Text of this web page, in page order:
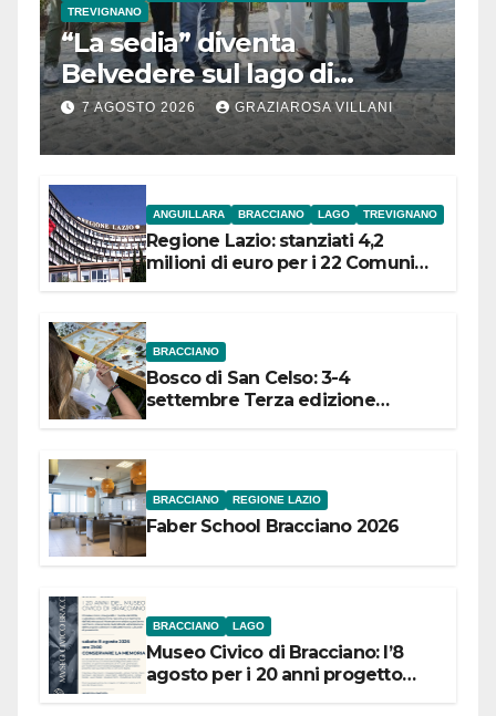
TREVIGNANO
“La sedia” diventa
Belvedere sul lago di
Bracciano: ieri
l’inaugurazione
7 AGOSTO 2026 GRAZIAROSA VILLANI
ANGUILLARA BRACCIANO LAGO TREVIGNANO
Regione Lazio: stanziati 4,2
milioni di euro per i 22 Comuni
BRACCIANO
Bosco di San Celso: 3-4
settembre Terza edizione
BRACCIANO REGIONE LAZIO
Faber School Bracciano 2026
BRACCIANO LAGO
Museo Civico di Bracciano: l’8
agosto per i 20 anni progetto